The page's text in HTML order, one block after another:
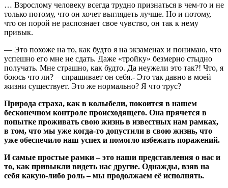
… Взрослому человеку всегда трудно признаться в чем-то и не
только потому, что он хочет выглядеть лучше. Но и потому,
что он порой не распознает свое чувство, он так к нему
привык.
— Это похоже на то, как будто я на экзаменах и понимаю, что
успешно его мне не сдать. Даже «тройку» безмерно стыдно
получать. Мне страшно, как будто. Да неужели это так?! Что, я
боюсь что ли? – спрашивает он себя.- Это так давно в моей
жизни существует. Это же нормально? Я что трус?
Природа страха, как в колыбели, покоится в нашем
бесконечном контроле происходящего. Она прячется в
попытке проживать свою жизнь в известных нам рамках,
в том, что мы уже когда-то допустили в свою жизнь, что
уже обеспечило наш успех и помогло избежать поражений.
И самые простые рамки – это наши представления о нас и
то, как привыкли видеть нас другие. Однажды, взяв на
себя какую-либо роль – мы продолжаем её исполнять.